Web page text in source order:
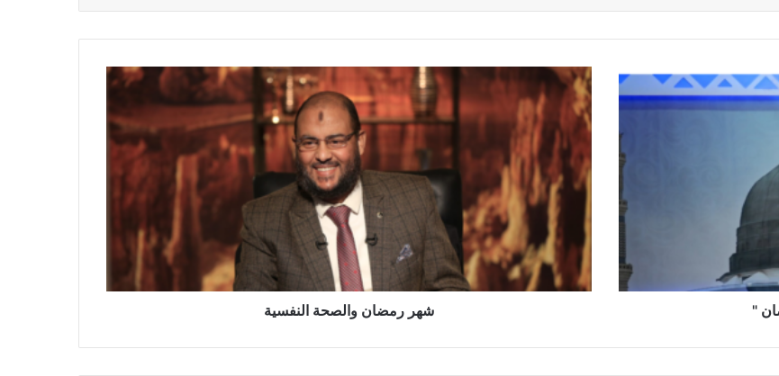
"
شهر
رمضان
والصحة
النفسية
شهر رمضان والصحة النفسية